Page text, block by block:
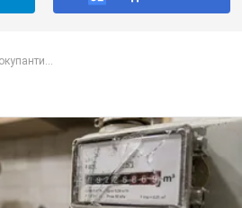
лічильника: суддя ухвалив
донарахування